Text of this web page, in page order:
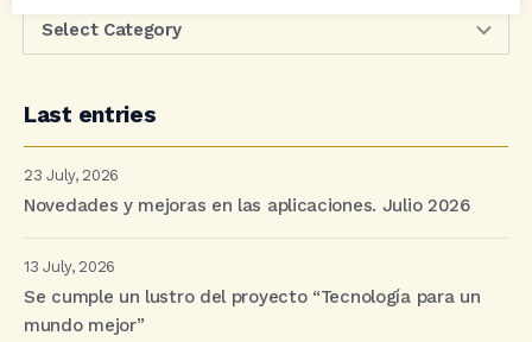
Last entries
23 July, 2026
Novedades y mejoras en las aplicaciones. Julio 2026
13 July, 2026
Se cumple un lustro del proyecto “Tecnología para un
mundo mejor”